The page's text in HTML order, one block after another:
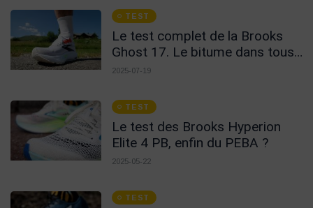
TEST
Le test complet de la Brooks
Ghost 17. Le bitume dans tous
ses états.
2025-07-19
TEST
Le test des Brooks Hyperion
Elite 4 PB, enfin du PEBA ?
2025-05-22
TEST